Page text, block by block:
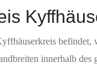
innerhalb des